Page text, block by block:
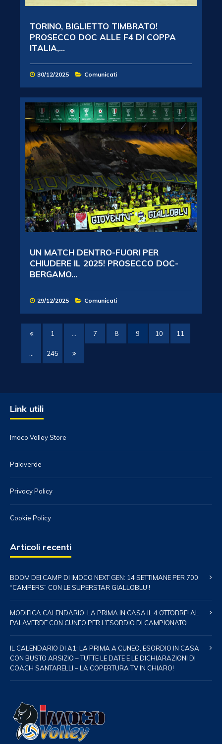
TORINO, BIGLIETTO TIMBRATO!
PROSECCO DOC ALLE F4 DI COPPA
ITALIA,...
30/12/2025 Comunicati
UN MATCH DENTRO-FUORI PER
CHIUDERE IL 2025! PROSECCO DOC-
BERGAMO...
29/12/2025 Comunicati
1 7 8 9 10 11
245
Link utili
Imoco Volley Store
Palaverde
Privacy Policy
Cookie Policy
Articoli recenti
BOOM DEI CAMP DI IMOCO NEXT GEN: 14 SETTIMANE PER 700
“CAMPERS” CON LE SUPERSTAR GIALLOBLU’!
MODIFICA CALENDARIO: LA PRIMA IN CASA IL 4 OTTOBRE! AL
PALAVERDE CON CUNEO PER L’ESORDIO DI CAMPIONATO
IL CALENDARIO DI A1: LA PRIMA A CUNEO, ESORDIO IN CASA
CON BUSTO ARSIZIO – TUTTE LE DATE E LE DICHIARAZIONI DI
COACH SANTARELLI – LA COPERTURA TV IN CHIARO!